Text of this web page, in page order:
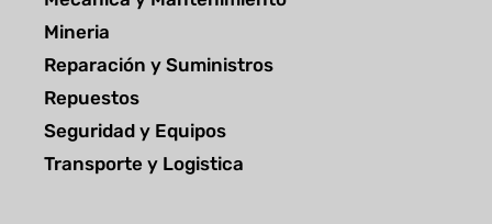
Mineria
Reparación y Suministros
Repuestos
Seguridad y Equipos
Transporte y Logistica